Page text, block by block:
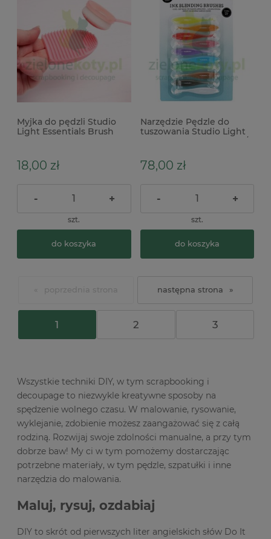
Myjka do pędzli Studio
Light Essentials Brush
18,00 zł
- +
szt.
do koszyka
Narzędzie Pędzle do
tuszowania Studio Light
Blending Brushes 10szt /
78,00 zł
- +
szt.
do koszyka
1 2 3
»
Wszystkie techniki DIY, w tym scrapbooking i
decoupage to niezwykle kreatywne sposoby na
spędzenie wolnego czasu. W malowanie, rysowanie,
wyklejanie, zdobienie możesz zaangażować się z całą
rodziną. Rozwijaj swoje zdolności manualne, a przy tym
dobrze baw! My ci w tym pomożemy dostarczając
potrzebne materiały, w tym pędzle, szpatułki i inne
narzędzia do malowania.
Maluj, rysuj, ozdabiaj
DIY to skrót od pierwszych liter angielskich słów Do It